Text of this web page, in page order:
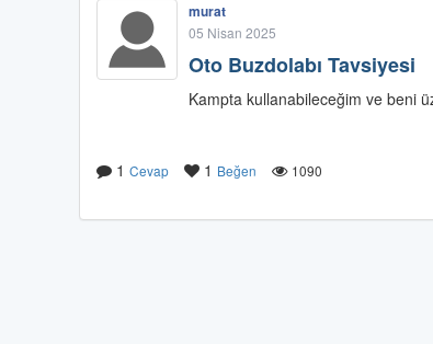
murat
05 Nisan 2025
Oto Buzdolabı Tavsiyesi
Kampta kullanabileceğim ve beni
1 Cevap 1 Beğen 1090